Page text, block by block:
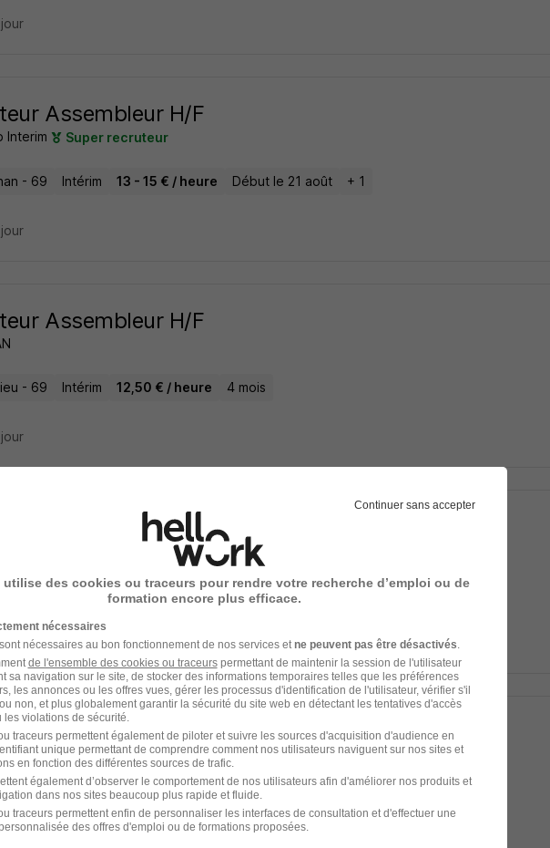
Assembleur H/F
Interim Super recruteur
- 69 Intérim 13 - 15 € / heure Début le 21 août + 1
Assembleur H/F
- 69 Intérim 12,50 € / heure 4 mois
Intérim 13 - 14 € / heure 2 mois
heures
Assembleur H/F
- 01 Intérim 12,31 € / heure 12 mois
Continuer sans accepter
utilise des cookies ou traceurs pour rendre votre recherche d’emploi ou de
formation encore plus efficace.
nécessaires
nécessaires au bon fonctionnement de nos services et ne peuvent pas être désactivés
de l'ensemble des cookies ou traceurspermettant de maintenir la session de l'utilisateur
sa navigation sur le site, de stocker des informations temporaires telles que les préférences
les annonces ou les offres vues, gérer les processus d'identification de l'utilisateur, vérifier s'il
non, et plus globalement garantir la sécurité du site web en détectant les tentatives d'accès
violations de sécurité.
traceurs permettent également de piloter et suivre les sources d'acquisition d'audience en
unique permettant de comprendre comment nos utilisateurs naviguent sur nos sites et
en fonction des différentes sources de trafic.
également d’observer le comportement de nos utilisateurs afin d'améliorer nos produits et
dans nos sites beaucoup plus rapide et fluide.
traceurs permettent enfin de personnaliser les interfaces de consultation et d'effectuer une
des offres d'emploi ou de formations proposées.